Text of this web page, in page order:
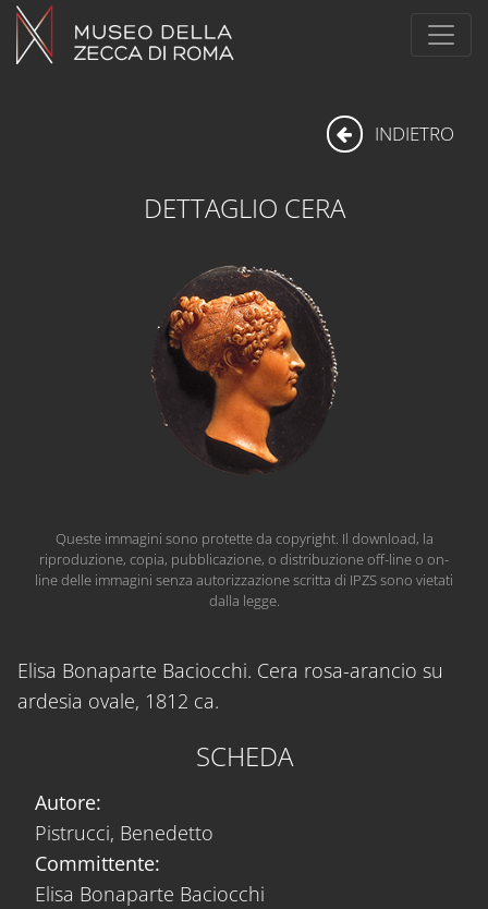
INDIETRO
DETTAGLIO CERA
Queste immagini sono protette da copyright. Il download, la
riproduzione, copia, pubblicazione, o distribuzione off-line o on-
line delle immagini senza autorizzazione scritta di IPZS sono vietati
dalla legge.
Elisa Bonaparte Baciocchi. Cera rosa-arancio su
ardesia ovale, 1812 ca.
SCHEDA
Autore:
Pistrucci, Benedetto
Committente:
Elisa Bonaparte Baciocchi